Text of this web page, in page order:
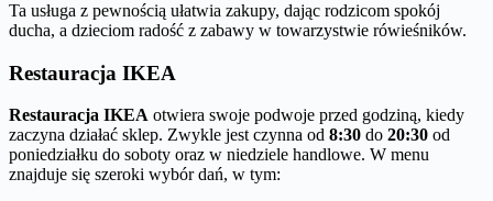
Ta usługa z pewnością ułatwia zakupy, dając rodzicom spokój
ducha, a dzieciom radość z zabawy w towarzystwie rówieśników.
Restauracja IKEA
Restauracja IKEA otwiera swoje podwoje przed godziną, kiedy
zaczyna działać sklep. Zwykle jest czynna od 8:30 do 20:30 od
poniedziałku do soboty oraz w niedziele handlowe. W menu
znajduje się szeroki wybór dań, w tym: